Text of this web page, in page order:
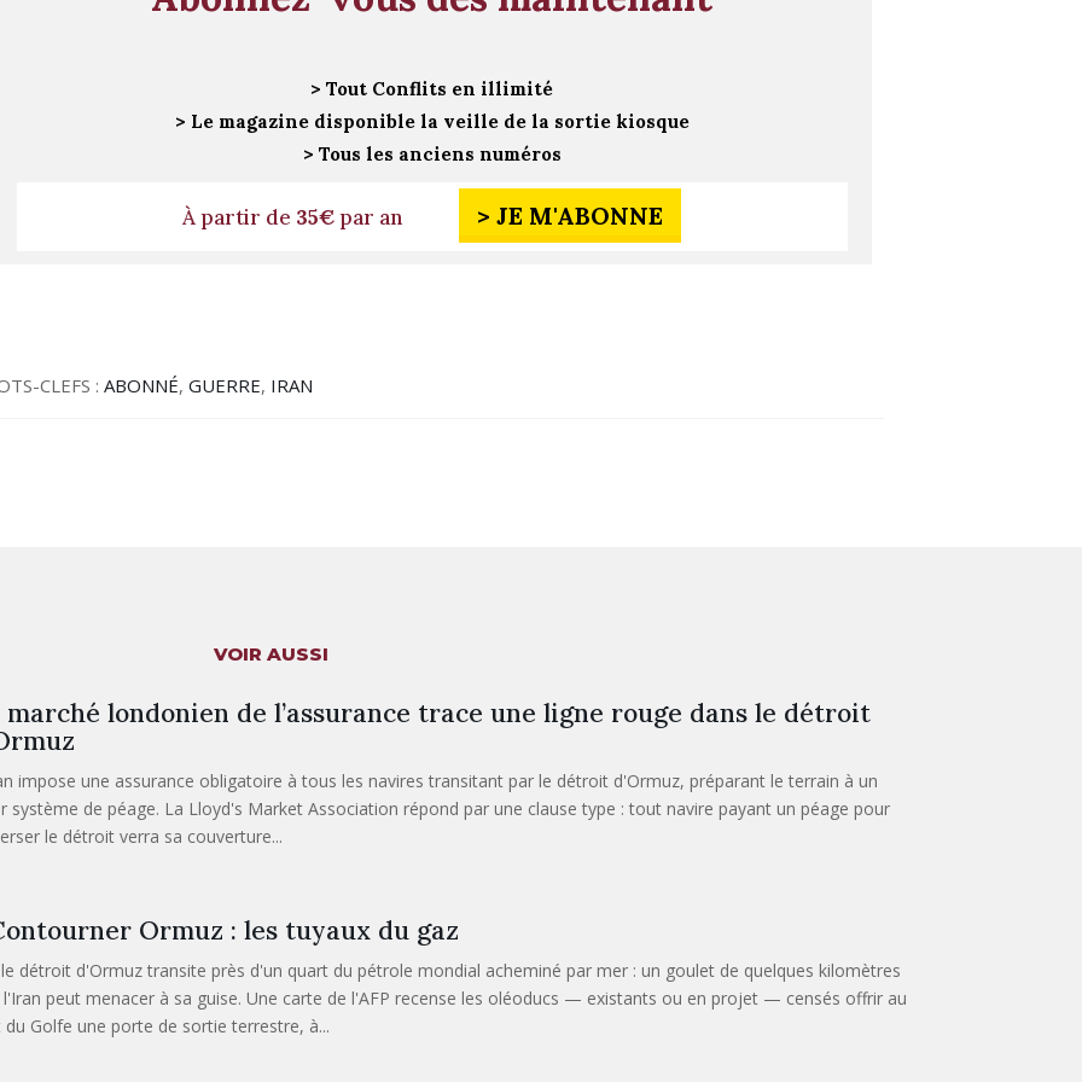
> Tout Conflits en illimité
> Le magazine disponible la veille de la sortie kiosque
> Tous les anciens numéros
À partir de 35€par an > JE M'ABONNE
CLEFS :ABONNÉ,GUERRE, IRAN
VOIR AUSSI
marché londonien de l’assurance trace une ligne rouge dans le détroit
impose une assurance obligatoire à tous les navires transitant par le détroit d'Ormuz, préparant le terrain à un
système de péage. La Lloyd's Market Association répond par une clause type : tout navire payant un péage pour
le détroit verra sa couverture...
Ormuz : les tuyaux du gaz
détroit d'Ormuz transite près d'un quart du pétrole mondial acheminé par mer : un goulet de quelques kilomètres
l'Iran peut menacer à sa guise. Une carte de l'AFP recense les oléoducs — existants ou en projet — censés offrir au
du Golfe une porte de sortie terrestre, à...